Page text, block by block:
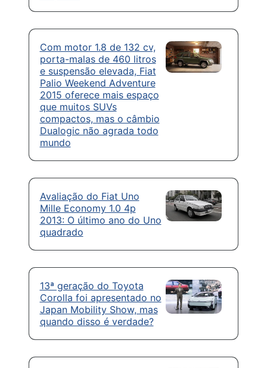
Com motor 1.8 de 132 cv,
porta-malas de 460 litros
e suspensão elevada, Fiat
Palio Weekend Adventure
2015 oferece mais espaço
que muitos SUVs
compactos, mas o câmbio
Dualogic não agrada todo
mundo
Avaliação do Fiat Uno
Mille Economy 1.0 4p
2013: O último ano do Uno
quadrado
13ª geração do Toyota
Corolla foi apresentado no
Japan Mobility Show, mas
quando disso é verdade?